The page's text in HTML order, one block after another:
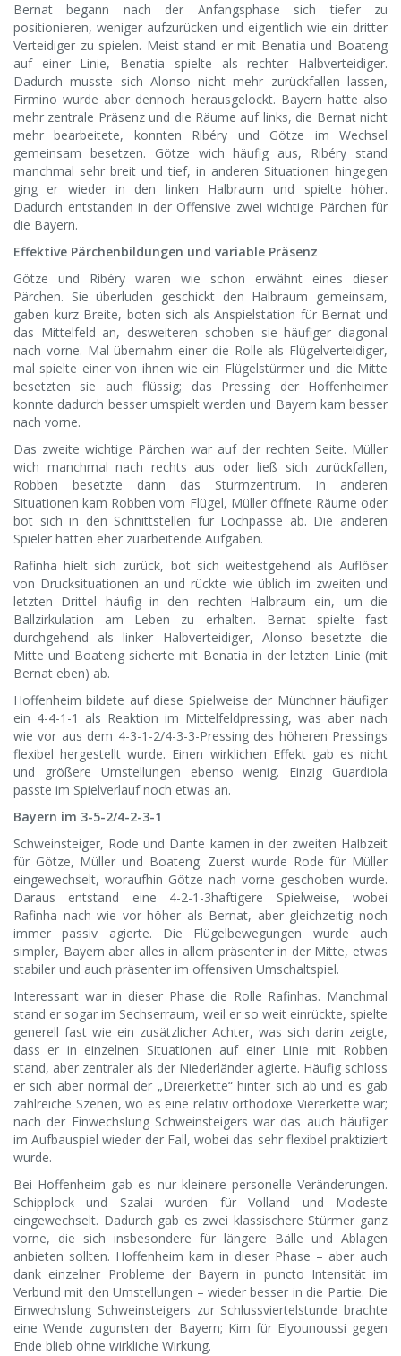
Bernat begann nach der Anfangsphase sich tiefer zu
positionieren, weniger aufzurücken und eigentlich wie ein dritter
Verteidiger zu spielen. Meist stand er mit Benatia und Boateng
auf einer Linie, Benatia spielte als rechter Halbverteidiger.
Dadurch musste sich Alonso nicht mehr zurückfallen lassen,
Firmino wurde aber dennoch herausgelockt. Bayern hatte also
mehr zentrale Präsenz und die Räume auf links, die Bernat nicht
mehr bearbeitete, konnten Ribéry und Götze im Wechsel
gemeinsam besetzen. Götze wich häufig aus, Ribéry stand
manchmal sehr breit und tief, in anderen Situationen hingegen
ging er wieder in den linken Halbraum und spielte höher.
Dadurch entstanden in der Offensive zwei wichtige Pärchen für
die Bayern.
Effektive Pärchenbildungen und variable Präsenz
Götze und Ribéry waren wie schon erwähnt eines dieser
Pärchen. Sie überluden geschickt den Halbraum gemeinsam,
gaben kurz Breite, boten sich als Anspielstation für Bernat und
das Mittelfeld an, desweiteren schoben sie häufiger diagonal
nach vorne. Mal übernahm einer die Rolle als Flügelverteidiger,
mal spielte einer von ihnen wie ein Flügelstürmer und die Mitte
besetzten sie auch flüssig; das Pressing der Hoffenheimer
konnte dadurch besser umspielt werden und Bayern kam besser
nach vorne.
Das zweite wichtige Pärchen war auf der rechten Seite. Müller
wich manchmal nach rechts aus oder ließ sich zurückfallen,
Robben besetzte dann das Sturmzentrum. In anderen
Situationen kam Robben vom Flügel, Müller öffnete Räume oder
bot sich in den Schnittstellen für Lochpässe ab. Die anderen
Spieler hatten eher zuarbeitende Aufgaben.
Rafinha hielt sich zurück, bot sich weitestgehend als Auflöser
von Drucksituationen an und rückte wie üblich im zweiten und
letzten Drittel häufig in den rechten Halbraum ein, um die
Ballzirkulation am Leben zu erhalten. Bernat spielte fast
durchgehend als linker Halbverteidiger, Alonso besetzte die
Mitte und Boateng sicherte mit Benatia in der letzten Linie (mit
Bernat eben) ab.
Hoffenheim bildete auf diese Spielweise der Münchner häufiger
ein 4-4-1-1 als Reaktion im Mittelfeldpressing, was aber nach
wie vor aus dem 4-3-1-2/4-3-3-Pressing des höheren Pressings
flexibel hergestellt wurde. Einen wirklichen Effekt gab es nicht
und größere Umstellungen ebenso wenig. Einzig Guardiola
passte im Spielverlauf noch etwas an.
Bayern im 3-5-2/4-2-3-1
Schweinsteiger, Rode und Dante kamen in der zweiten Halbzeit
für Götze, Müller und Boateng. Zuerst wurde Rode für Müller
eingewechselt, woraufhin Götze nach vorne geschoben wurde.
Daraus entstand eine 4-2-1-3haftigere Spielweise, wobei
Rafinha nach wie vor höher als Bernat, aber gleichzeitig noch
immer passiv agierte. Die Flügelbewegungen wurde auch
simpler, Bayern aber alles in allem präsenter in der Mitte, etwas
stabiler und auch präsenter im offensiven Umschaltspiel.
Interessant war in dieser Phase die Rolle Rafinhas. Manchmal
stand er sogar im Sechserraum, weil er so weit einrückte, spielte
generell fast wie ein zusätzlicher Achter, was sich darin zeigte,
dass er in einzelnen Situationen auf einer Linie mit Robben
stand, aber zentraler als der Niederländer agierte. Häufig schloss
er sich aber normal der „Dreierkette“ hinter sich ab und es gab
zahlreiche Szenen, wo es eine relativ orthodoxe Viererkette war;
nach der Einwechslung Schweinsteigers war das auch häufiger
im Aufbauspiel wieder der Fall, wobei das sehr flexibel praktiziert
wurde.
Bei Hoffenheim gab es nur kleinere personelle Veränderungen.
Schipplock und Szalai wurden für Volland und Modeste
eingewechselt. Dadurch gab es zwei klassischere Stürmer ganz
vorne, die sich insbesondere für längere Bälle und Ablagen
anbieten sollten. Hoffenheim kam in dieser Phase – aber auch
dank einzelner Probleme der Bayern in puncto Intensität im
Verbund mit den Umstellungen – wieder besser in die Partie. Die
Einwechslung Schweinsteigers zur Schlussviertelstunde brachte
eine Wende zugunsten der Bayern; Kim für Elyounoussi gegen
Ende blieb ohne wirkliche Wirkung.